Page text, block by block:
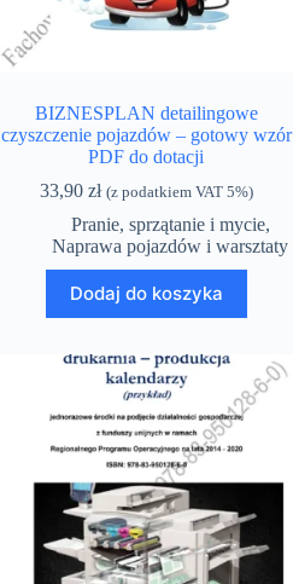
BIZNESPLAN detailingowe
czyszczenie pojazdów – gotowy wzór
PDF do dotacji
33,90 zł (z podatkiem VAT 5%)
Pranie, sprzątanie i mycie,
Naprawa pojazdów i warsztaty
Dodaj do koszyka